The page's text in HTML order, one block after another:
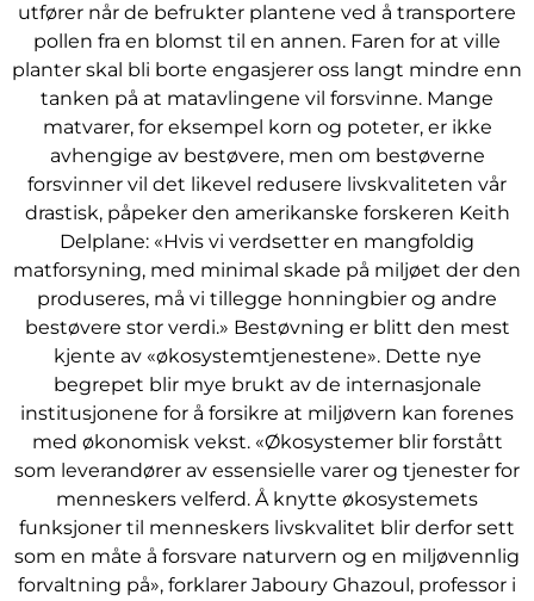
utfører når de befrukter plantene ved å transportere
pollen fra en blomst til en annen. Faren for at ville
planter skal bli borte engasjerer oss langt mindre enn
tanken på at matavlingene vil forsvinne. Mange
matvarer, for eksempel korn og poteter, er ikke
avhengige av bestøvere, men om bestøverne
forsvinner vil det likevel redusere livskvaliteten vår
drastisk, påpeker den amerikanske forskeren Keith
Delplane: «Hvis vi verdsetter en mangfoldig
matforsyning, med minimal skade på miljøet der den
produseres, må vi tillegge honningbier og andre
bestøvere stor verdi.» Bestøvning er blitt den mest
kjente av «økosystemtjenestene». Dette nye
begrepet blir mye brukt av de internasjonale
institusjonene for å forsikre at miljøvern kan forenes
med økonomisk vekst. «Økosystemer blir forstått
som leverandører av essensielle varer og tjenester for
menneskers velferd. Å knytte økosystemets
funksjoner til menneskers livskvalitet blir derfor sett
som en måte å forsvare naturvern og en miljøvennlig
forvaltning på», forklarer Jaboury Ghazoul, professor i